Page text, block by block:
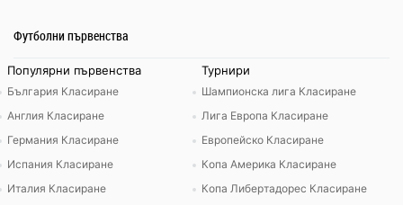
Футболни първенства
Популярни първенства
България Класиране
Англия Класиране
Германия Класиране
Испания Класиране
Италия Класиране
Турнири
Шампионска лига Класиране
Лига Европа Класиране
Европейско Класиране
Копа Америка Класиране
Копа Либертадорес Класиране